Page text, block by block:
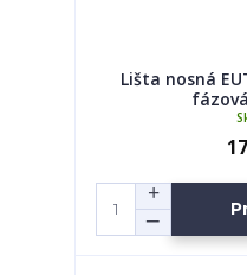
Lišta nosná